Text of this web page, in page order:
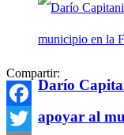
Darío
apoyar al
Compartir:
Facebook